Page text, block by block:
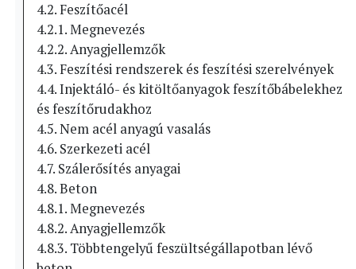
4.2. Feszítőacél
4.2.1. Megnevezés
4.2.2. Anyagjellemzők
4.3. Feszítési rendszerek és feszítési szerelvények
4.4. Injektáló- és kitöltőanyagok feszítőbábelekhez
és feszítőrudakhoz
4.5. Nem acél anyagú vasalás
4.6. Szerkezeti acél
4.7. Szálerősítés anyagai
4.8. Beton
4.8.1. Megnevezés
4.8.2. Anyagjellemzők
4.8.3. Többtengelyű feszültségállapotban lévő